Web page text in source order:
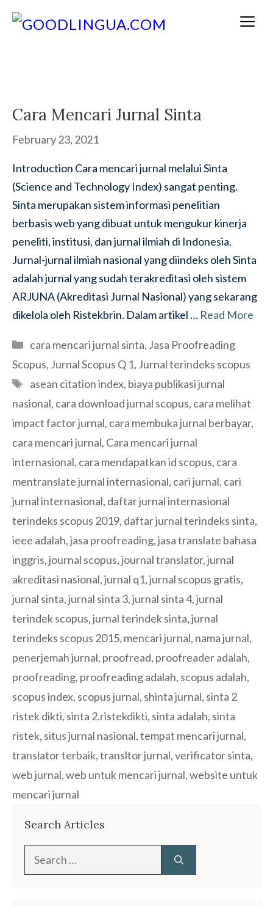
Cara Mencari Jurnal Sinta
February 23, 2021
Introduction Cara mencari jurnal melalui Sinta
(Science and Technology Index) sangat penting.
Sinta merupakan sistem informasi penelitian
berbasis web yang dibuat untuk mengukur kinerja
peneliti, institusi, dan jurnal ilmiah di Indonesia.
Jurnal-jurnal ilmiah nasional yang diindeks oleh Sinta
adalah jurnal yang sudah terakreditasi oleh sistem
ARJUNA (Akreditasi Jurnal Nasional) yang sekarang
dikelola oleh Ristekbrin. Dalam artikel … Read More
Categories
cara mencari jurnal sinta, Jasa Proofreading
Scopus, Jurnal Scopus Q 1, Jurnal terindeks scopus
Tags
asean citation index, biaya publikasi jurnal
nasional, cara download jurnal scopus, cara melihat
impact factor jurnal, cara membuka jurnal berbayar,
cara mencari jurnal, Cara mencari jurnal
internasional, cara mendapatkan id scopus, cara
mentranslate jurnal internasional, cari jurnal, cari
jurnal internasional, daftar jurnal internasional
terindeks scopus 2019, daftar jurnal terindeks sinta,
ieee adalah,jasa proofreading,jasa translate bahasa
inggris,journal scopus,journal translator,jurnal
akreditasi nasional,jurnal q1,jurnal scopus gratis,
jurnal sinta,jurnal sinta 3,jurnal sinta 4,jurnal
terindek scopus,jurnal terindek sinta,jurnal
terindeks scopus 2015, mencari jurnal, nama jurnal,
penerjemah jurnal, proofread, proofreader adalah,
proofreading, proofreading adalah, scopus adalah,
scopus index, scopus jurnal, shinta jurnal, sinta 2
ristek dikti, sinta 2.ristekdikti, sinta adalah, sinta
ristek, situs jurnal nasional,tempat mencari jurnal,
translator terbaik,transltor jurnal,verificator sinta,
web jurnal,web untuk mencari jurnal,website untuk
mencari jurnal
Search Articles